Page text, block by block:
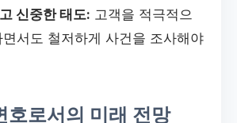
신중한 태도: 고객을 적극적으
서도 철저하게 사건을 조사해야
호로서의 미래 전망